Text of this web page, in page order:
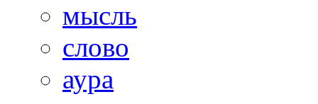
мысль
слово
аура